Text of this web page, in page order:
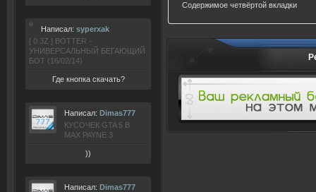
Написал: syperxak
[ 0.3Z ] BOTTER -
УНИВЕРСАЛЬНЫЙ БЕГАЮЩИЙ
БОТ (16/02/14)
Где кнопка скачать?
Написал: Dimas777
КУСОЧЕК GTA 5 В
MAX PAYNE 3
))
Написал: Dimas777
Содержимое четвёртой вкладки